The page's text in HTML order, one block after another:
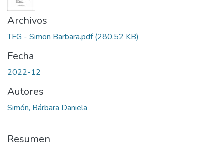
Archivos
TFG - Simon Barbara.pdf(280.52 KB)
Fecha
2022-12
Autores
Simón, Bárbara Daniela
Resumen